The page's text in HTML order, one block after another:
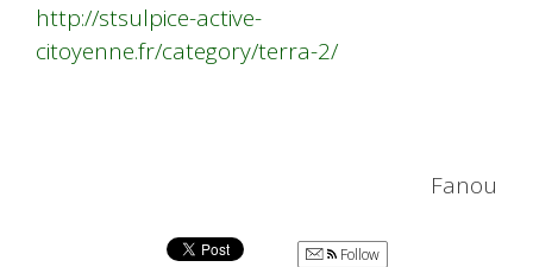
http://stsulpice-active-
citoyenne.fr/category/terra-2/
Fanou
Follow